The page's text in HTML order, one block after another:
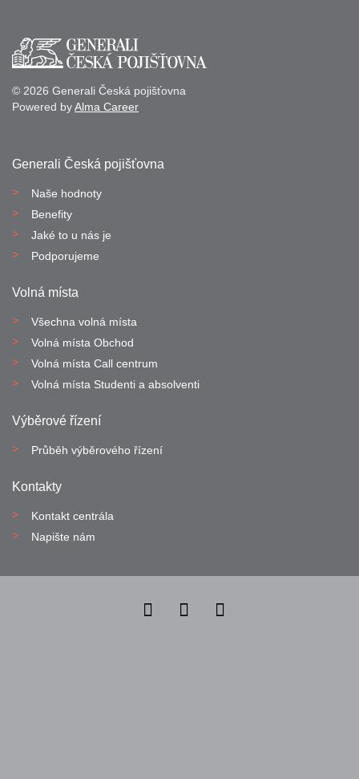
© 2026 Generali Česká pojišťovna
Powered byAlma Career
Generali Česká pojišťovna
Naše hodnoty
Benefity
Jaké to u nás je
Podporujeme
Volná místa
Všechna volná místa
Volná místa Obchod
Volná místa Call centrum
Volná místa Studenti a absolventi
Výběrové řízení
Průběh výběrového řízení
Kontakty
Kontakt centrála
Napište nám